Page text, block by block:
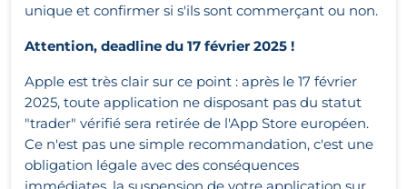
unique et confirmer si s'ils sont commerçant ou non.
Attention, deadline du 17 février 2025 !
Apple est très clair sur ce point : après le 17 février
2025, toute application ne disposant pas du statut
"trader" vérifié sera retirée de l'App Store européen.
Ce n'est pas une simple recommandation, c'est une
obligation légale avec des conséquences
immédiates, la suspension de votre application sur